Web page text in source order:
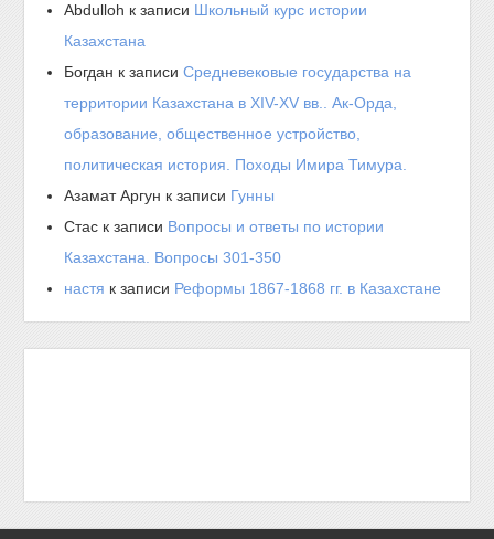
Abdulloh к записи Школьный курс истории
Казахстана
Богдан к записиСредневековые государства на
территории Казахстана в XIV-XV вв.. Ак-Орда,
образование, общественное устройство,
политическая история. Походы Имира Тимура.
Азамат Аргун к записи Гунны
Стас к записи Вопросы и ответы по истории
Казахстана. Вопросы 301-350
настя к записи Реформы 1867-1868 гг. в Казахстане